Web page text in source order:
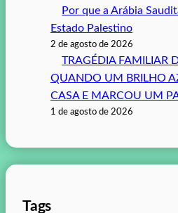
Por que a Arábia
Estado Palestino
2 de agosto de 2026
TRAGÉDIA FAMILIAR
QUANDO UM BRILHO
CASA E MARCOU UM
1 de agosto de 2026
Tags